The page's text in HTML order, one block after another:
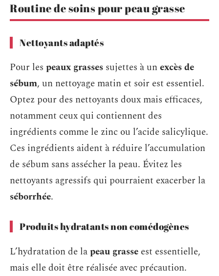
Routine de soins pour peau grasse
Nettoyants adaptés
Pour les peaux grasses sujettes à unexcès de
sébum, un nettoyage matin et soir est essentiel.
Optez pour des nettoyants doux mais efficaces,
notamment ceux qui contiennent des
ingrédients comme le zinc ou l’acide salicylique.
Ces ingrédients aident à réduire l’accumulation
de sébum sans assécher la peau. Évitez les
nettoyants agressifs qui pourraient exacerber la
séborrhée.
Produits hydratants non comédogènes
L’hydratation de lapeau grasse est essentielle,
mais elle doit être réalisée avec précaution.